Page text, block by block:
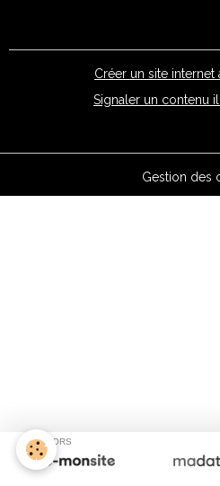
Créer un site
Signaler un contenu
Gestion des
SPONSORS